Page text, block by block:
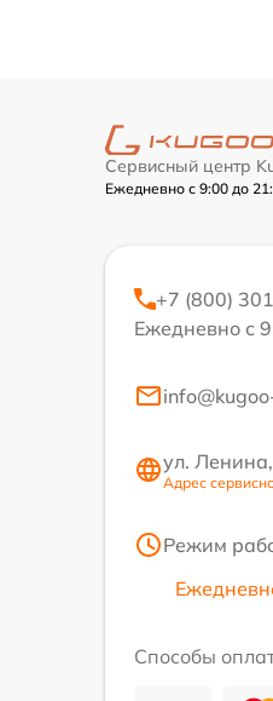
Сервисный центр
Ежедневно с 9:00 до
+7 (800)
Ежедневно с
ул.
Адрес
Режим
Способы